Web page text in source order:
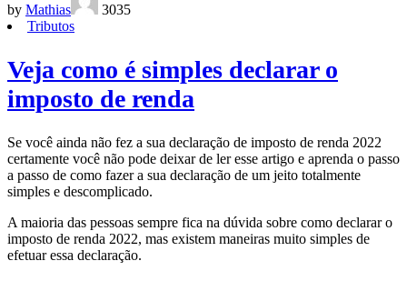
by Mathias
3035
Tributos
Veja como é simples declarar o
imposto de renda
Se você ainda não fez a sua declaração de imposto de renda 2022
certamente você não pode deixar de ler esse artigo e aprenda o passo
a passo de como fazer a sua declaração de um jeito totalmente
simples e descomplicado.
A maioria das pessoas sempre fica na dúvida sobre como declarar o
imposto de renda 2022, mas existem maneiras muito simples de
efetuar essa declaração.